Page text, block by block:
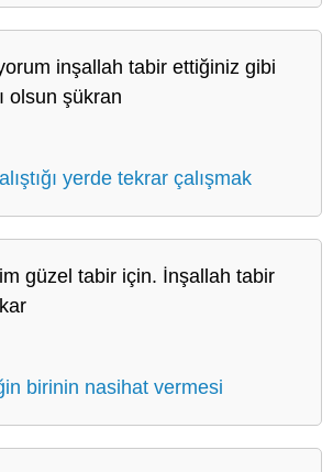
inşallah tabir ettiğiniz gibi
olsun şükran
yerde tekrar çalışmak
güzel tabir için. İnşallah tabir
birinin nasihat vermesi